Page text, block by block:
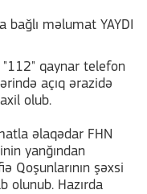
"112" qaynar telefon
açıq ərazidə
olub.
əlaqədar FHN
yanğından
Qoşunlarının şəxsi
olunub. Hazırda